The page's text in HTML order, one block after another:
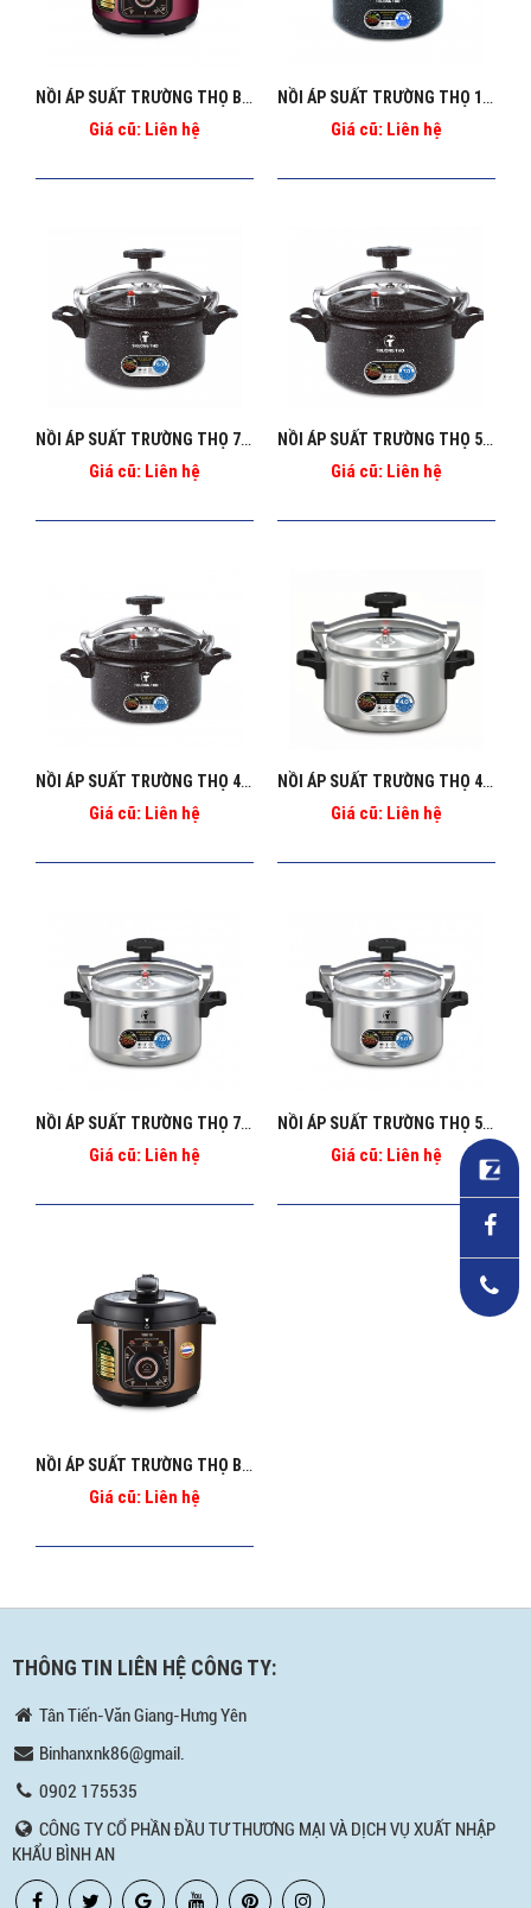
Giá cũ: Liên hệ Giá cũ: Liên hệ
Giá cũ: Liên hệ Giá cũ: Liên hệ
Giá cũ: Liên hệ Giá cũ: Liên hệ
Giá cũ: Liên hệ Giá cũ: Liên hệ
Giá cũ: Liên hệ
THÔNG TIN LIÊN HỆ CÔNG TY:
Tân Tiến-Văn Giang-Hưng Yên
Binhanxnk86@gmail.
0902 175535
CÔNG TY CỔ PHẦN ĐẦU TƯ THƯƠNG MẠI VÀ DỊCH VỤ XUẤT NHẬP
KHẨU BÌNH AN